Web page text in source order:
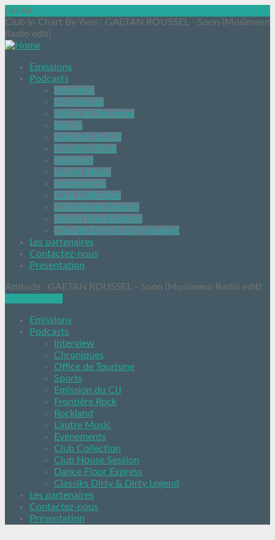
On Air
Club In Chart By Yves : GAETAN ROUSSEL - Soon (Mosimann
Radio edit)
Emissions
Podcasts
Interview
Chroniques
Office de Tourisme
Sports
Emission du CIJ
Frontière Rock
Rockland
L’autre Music
Evénements
Club Collection
Club House Session
Dance Floor Express
Classiks Dirty & Dirty Legend
Les partenaires
Contactez-nous
Présentation
Attitude : GAETAN ROUSSEL - Soon (Mosimann Radio edit)
Emissions
Podcasts
Interview
Chroniques
Office de Tourisme
Sports
Emission du CIJ
Frontière Rock
Rockland
L’autre Music
Evénements
Club Collection
Club House Session
Dance Floor Express
Classiks Dirty & Dirty Legend
Les partenaires
Contactez-nous
Présentation